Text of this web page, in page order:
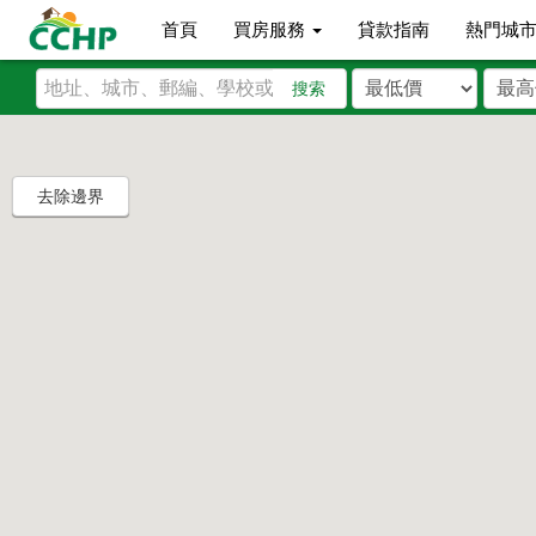
首頁 買房服務 貸款指南 熱門城
搜索
去除邊界